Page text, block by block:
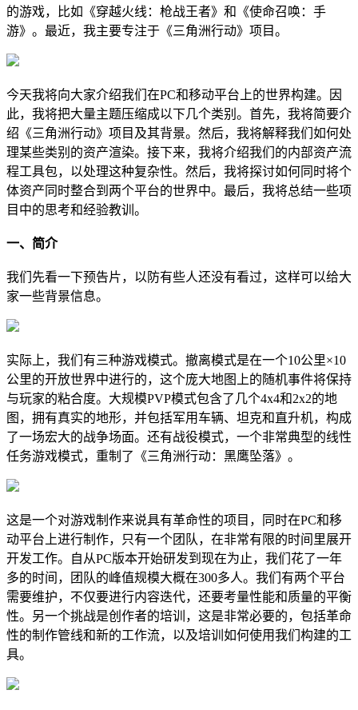
的游戏，比如《穿越火线：枪战王者》和《使命召唤：手
游》。最近，我主要专注于《三角洲行动》项目。
今天我将向大家介绍我们在PC和移动平台上的世界构建。因
此，我将把大量主题压缩成以下几个类别。首先，我将简要介
绍《三角洲行动》项目及其背景。然后，我将解释我们如何处
理某些类别的资产渲染。接下来，我将介绍我们的内部资产流
程工具包，以处理这种复杂性。然后，我将探讨如何同时将个
体资产同时整合到两个平台的世界中。最后，我将总结一些项
目中的思考和经验教训。
一、简介
我们先看一下预告片，以防有些人还没有看过，这样可以给大
家一些背景信息。
实际上，我们有三种游戏模式。撤离模式是在一个10公里×10
公里的开放世界中进行的，这个庞大地图上的随机事件将保持
与玩家的粘合度。大规模PVP模式包含了几个4x4和2x2的地
图，拥有真实的地形，并包括军用车辆、坦克和直升机，构成
了一场宏大的战争场面。还有战役模式，一个非常典型的线性
任务游戏模式，重制了《三角洲行动：黑鹰坠落》。
这是一个对游戏制作来说具有革命性的项目，同时在PC和移
动平台上进行制作，只有一个团队，在非常有限的时间里展开
开发工作。自从PC版本开始研发到现在为止，我们花了一年
多的时间，团队的峰值规模大概在300多人。我们有两个平台
需要维护，不仅要进行内容迭代，还要考量性能和质量的平衡
性。另一个挑战是创作者的培训，这是非常必要的，包括革命
性的制作管线和新的工作流，以及培训如何使用我们构建的工
具。